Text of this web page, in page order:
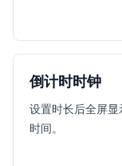
倒计时时钟
设置时长后全屏
时间。